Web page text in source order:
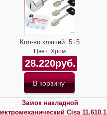
Кол-во ключей: 5+5
Цвет: Хром
28.220руб.
Замок накладной
Cisa 11.610.1